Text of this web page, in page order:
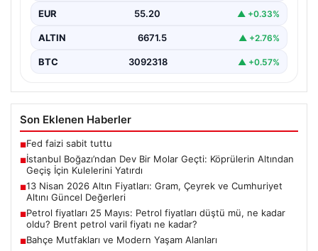
EUR 55.20 ▲ +0.33%
ALTIN 6671.5 ▲ +2.76%
BTC 3092318 ▲ +0.57%
Son Eklenen Haberler
■Fed faizi sabit tuttu
■İstanbul Boğazı’ndan Dev Bir Molar Geçti: Köprülerin Altından
Geçiş İçin Kulelerini Yatırdı
■13 Nisan 2026 Altın Fiyatları: Gram, Çeyrek ve Cumhuriyet
Altını Güncel Değerleri
■Petrol fiyatları 25 Mayıs: Petrol fiyatları düştü mü, ne kadar
oldu? Brent petrol varil fiyatı ne kadar?
■Bahçe Mutfakları ve Modern Yaşam Alanları